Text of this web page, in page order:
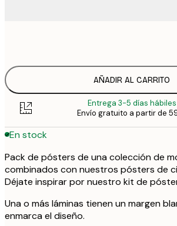
AÑADIR AL CARRITO
Entrega 3-5 días hábiles
Envío gratuito a partir de
En stock
Pack de pósters de una colección de
combinados con nuestros pósters de
Déjate inspirar por nuestro kit de
Una o más láminas tienen un margen
enmarca el diseño.